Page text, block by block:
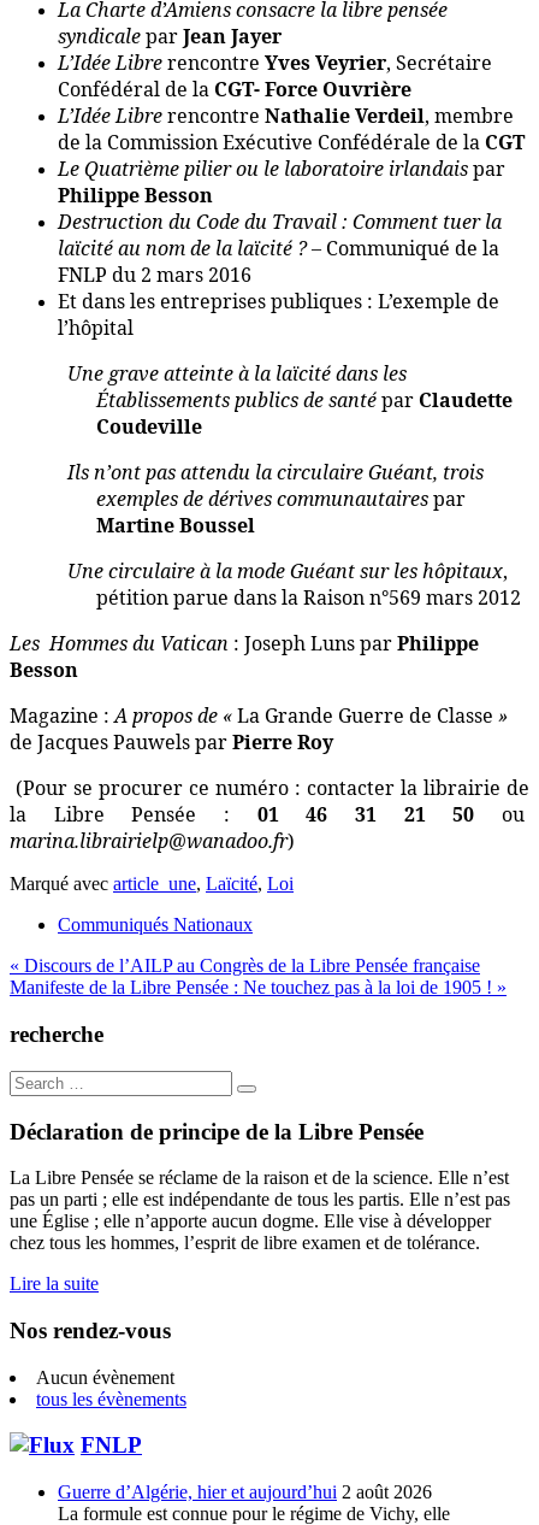
La Charte d’Amiens consacre la libre pensée
syndicaleparJean Jayer
L’Idée Librerencontre Yves Veyrier, Secrétaire
Confédéral de la CGT- Force Ouvrière
L’Idée Librerencontre Nathalie Verdeil, membre
de la Commission Exécutive Confédérale de la CGT
Le Quatrième pilier ou le laboratoire irlandaispar
Philippe Besson
Destruction du Code du Travail : Comment tuer la
laïcité au nom de la laïcité ?– Communiqué de la
FNLP du 2 mars 2016
Et dans les entreprises publiques : L’exemple de
l’hôpital
Une grave atteinte à la laïcité dans les
Établissements publics de santépar Claudette
Coudeville
Ils n’ont pas attendu la circulaire Guéant, trois
exemples de dérives communautairespar
Martine Boussel
Une circulaire à la mode Guéant sur les hôpitaux,
pétition parue dans la Raison n°569 mars 2012
Les Hommes du Vatican : Joseph Luns parPhilippe
Besson
Magazine :A propos de «La Grande Guerre de Classe »
de Jacques Pauwels parPierre Roy
(Pour se procurer ce numéro : contacter la librairie de
la Libre Pensée : 01 46 31 21 50 ou
marina.librairielp@wanadoo.fr)
Marqué avec article_une, Laïcité, Loi
Communiqués Nationaux
Navigation
de
l’article
« Discours de l’AILP au Congrès de la Libre Pensée française
Manifeste de la Libre Pensée : Ne touchez pas à la loi de 1905 ! »
recherche
Search
for:
Déclaration de principe de la Libre Pensée
La Libre Pensée se réclame de la raison et de la science. Elle n’est
pas un parti ; elle est indépendante de tous les partis. Elle n’est pas
une Église ; elle n’apporte aucun dogme. Elle vise à développer
chez tous les hommes, l’esprit de libre examen et de tolérance.
Lire la suite
Nos rendez-vous
Aucun évènement
tous les évènements
FNLP
Guerre d’Algérie, hier et aujourd’hui 2 août 2026
La formule est connue pour le régime de Vichy, elle